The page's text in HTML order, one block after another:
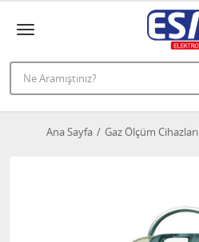
Ana Sayfa Gaz Ölçüm Cihazları